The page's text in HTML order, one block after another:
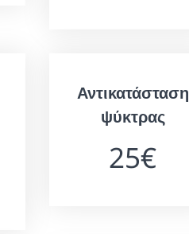
Αντικατάσταση
ψύκτρας
25€